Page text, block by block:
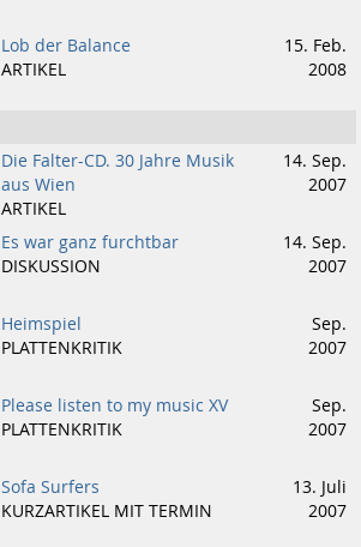
Lob der Balance
ARTIKEL
15. Feb.
2008
Die Falter-CD. 30 Jahre Musik
aus Wien
ARTIKEL
14. Sep.
2007
Es war ganz furchtbar
DISKUSSION
14. Sep.
2007
Heimspiel
PLATTENKRITIK
Sep.
2007
Please listen to my music XV
PLATTENKRITIK
Sep.
2007
Sofa Surfers
KURZARTIKEL MIT TERMIN
13. Juli
2007